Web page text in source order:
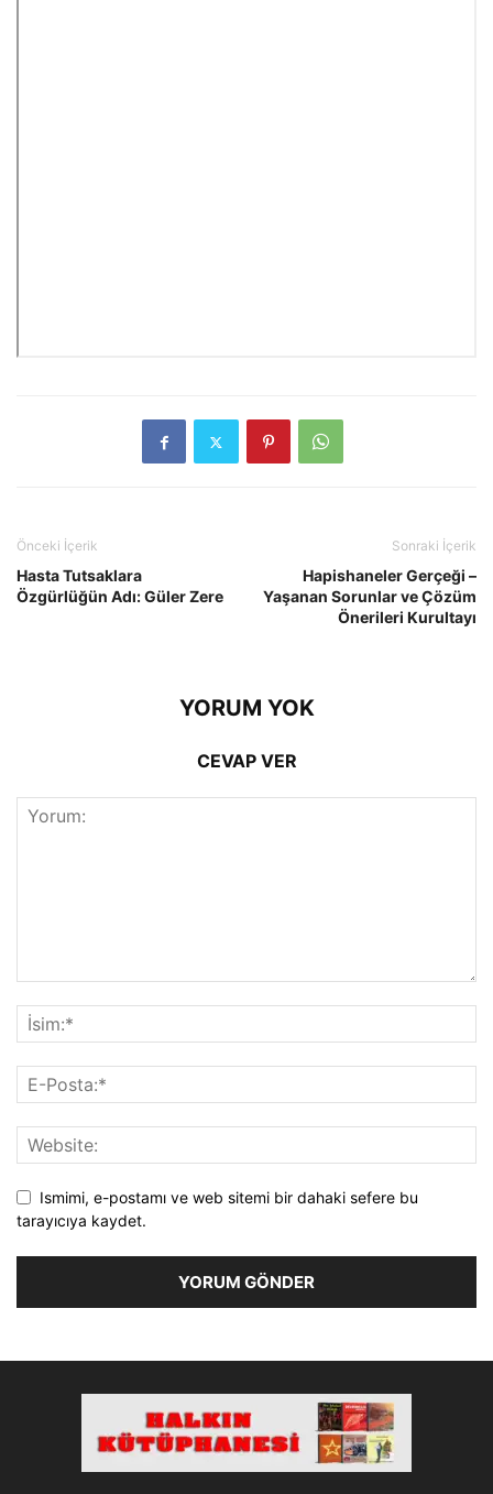
Önceki İçerik
Hasta Tutsaklara
Özgürlüğün Adı: Güler Zere
Sonraki İçerik
Hapishaneler Gerçeği –
Yaşanan Sorunlar ve Çözüm
Önerileri Kurultayı
YORUM YOK
CEVAP VER
Ismimi, e-postamı ve web sitemi bir dahaki sefere bu
tarayıcıya kaydet.